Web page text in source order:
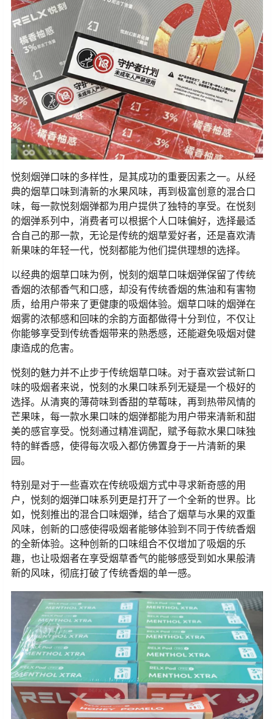
悦刻烟弹口味的多样性，是其成功的重要因素之一。从经
典的烟草口味到清新的水果风味，再到极富创意的混合口
味，每一款悦刻烟弹都为用户提供了独特的享受。在悦刻
的烟弹系列中，消费者可以根据个人口味偏好，选择最适
合自己的那一款，无论是传统的烟草爱好者，还是喜欢清
新果味的年轻一代，悦刻都能为他们提供理想的选择。
以经典的烟草口味为例，悦刻的烟草口味烟弹保留了传统
香烟的浓郁香气和口感，却没有传统香烟的焦油和有害物
质，给用户带来了更健康的吸烟体验。烟草口味的烟弹在
烟雾的浓郁感和回味的余韵方面都做得十分到位，不仅让
你能够享受到传统香烟带来的熟悉感，还能避免吸烟对健
康造成的危害。
悦刻的魅力并不止步于传统烟草口味。对于喜欢尝试新口
味的吸烟者来说，悦刻的水果口味系列无疑是一个极好的
选择。从清爽的薄荷味到香甜的草莓味，再到热带风情的
芒果味，每一款水果口味的烟弹都能为用户带来清新和甜
美的感官享受。悦刻通过精准调配，赋予每款水果口味独
特的鲜香感，使得每次吸入都仿佛置身于一片清新的果
园。
特别是对于一些喜欢在传统吸烟方式中寻求新奇感的用
户，悦刻的烟弹口味系列更是打开了一个全新的世界。比
如，悦刻推出的混合口味烟弹，结合了烟草与水果的双重
风味，创新的口感使得吸烟者能够体验到不同于传统香烟
的全新体验。这种创新的口味组合不仅增加了吸烟的乐
趣，也让吸烟者在享受烟草香气的能够感受到如水果般清
新的风味，彻底打破了传统香烟的单一感。